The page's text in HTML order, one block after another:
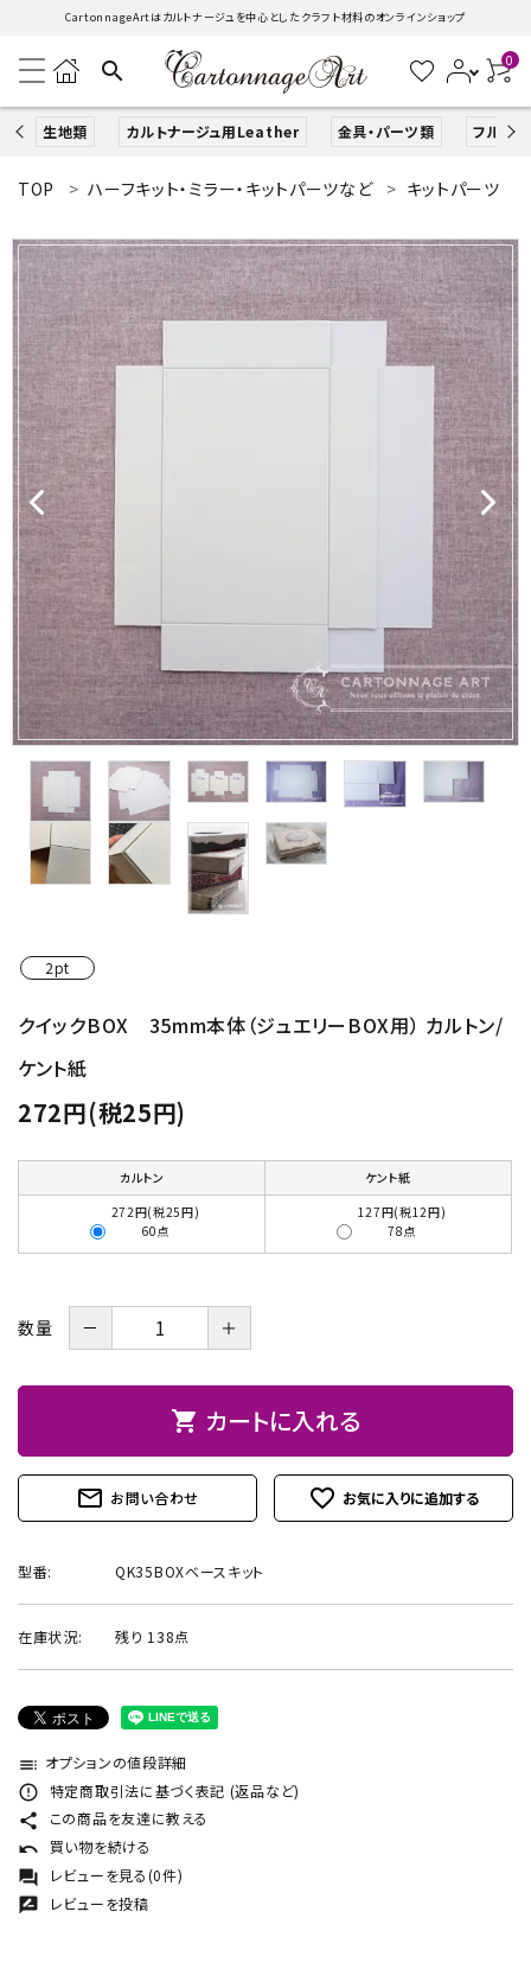
CartonnageArtはカルトナージュを中心としたクラフト材料のオンラインショップ
search 0
生地類 カルトナージュ用Leather 金具・パーツ類 フルキッ
search
ACCOUNT MENU
ようこそ ゲスト 様
ログイン 新規会員登録
生地類
カルトナージュLeather用
金具・パーツ類
フルキット
Jolipapier
デコレーション材料
基本材料
グループ
ガイドライン
お問い合わせ
TOP ハーフキット・ミラー・キットパーツなど キットパーツ
2pt
クイックBOX 35mm本体（ジュエリーBOX用） カルトン/
ケント紙
272円(税25円)
カルトン
ケント紙
272円(税25円)
60点
127円(税12円)
78点
数量 － ＋
shopping_cart カートに入れる
mail_outline お問い合わせ favorite_outline
型番: QK35BOXベースキット
在庫状況: 残り 138点
toc オプションの値段詳細
error_outline 特定商取引法に基づく表記 (返品など)
share この商品を友達に教える
undo 買い物を続ける
forum レビューを見る(0件)
rate_review レビューを投稿